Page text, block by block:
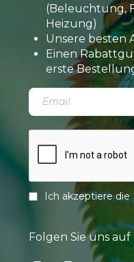
(Beleuchtung,
Heizung)
Unsere besten
Einen
erste
Ich akzeptiere die
Folgen Sie uns auf